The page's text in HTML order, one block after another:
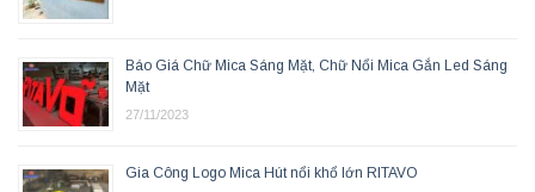
Báo Giá Chữ Mica Sáng Mặt, Chữ Nổi Mica Gắn Led Sáng
Mặt
27/11/2023
Gia Công Logo Mica Hút nổi khổ lớn RITAVO